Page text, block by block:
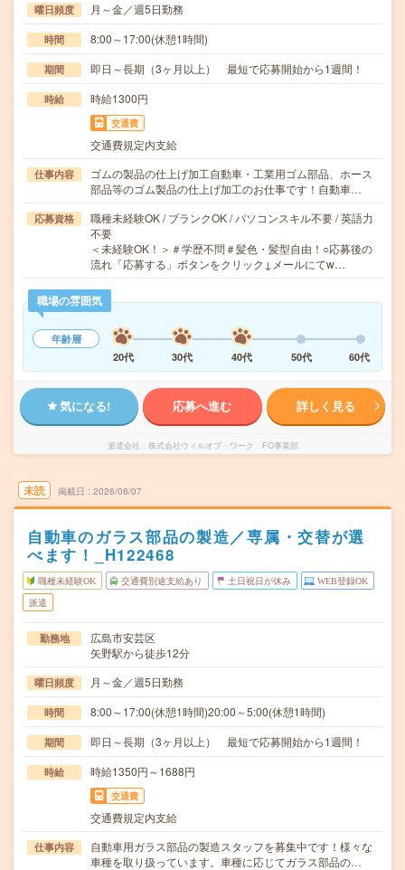
曜日頻度 月～金／週5日勤務
時間 8:00～17:00(休憩1時間)
期間 即日～長期（3ヶ月以上） 最短で応募開始から1週間！
時給 時給1300円
交通費
交通費規定内支給
仕事内容
ゴムの製品の仕上げ加工自動車・工業用ゴム部品、ホース
部品等のゴム製品の仕上げ加工のお仕事です！自動車…
応募資格
職種未経験OK / ブランクOK / パソコンスキル不要 / 英語力
不要
＜未経験OK！＞＃学歴不問＃髪色・髪型自由！○応募後の
流れ「応募する」ボタンをクリック↓メールにてw…
職場の雰囲気
年齢層
20代
30代 40代 50代 60代
気になる! 応募へ進む 詳しく見る
派遣会社 株式会社ウィルオブ・ワーク FO事業部
未読 掲載日 2026/08/07
自動車のガラス部品の製造／専属・交替が選
べます！_H122468
職種未経験OK 交通費別途支給あり 土日祝日が休み WEB登録OK
派遣
勤務地
広島市安芸区
矢野駅から徒歩12分
曜日頻度 月～金／週5日勤務
時間 8:00～17:00(休憩1時間)20:00～5:00(休憩1時間)
期間 即日～長期（3ヶ月以上） 最短で応募開始から1週間！
時給 時給1350円～1688円
交通費
交通費規定内支給
仕事内容
自動車用ガラス部品の製造スタッフを募集中です！様々な
車種を取り扱っています。車種に応じてガラス部品の…